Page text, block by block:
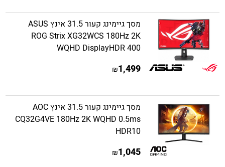
מסך גיימינג קעור 31.5 אינץ ASUS
ROG Strix XG32WCS 180Hz 2K
WQHD DisplayHDR 400
1,499
₪
מסך גיימינג קעור 31.5 אינץ AOC
CQ32G4VE 180Hz 2K WQHD 0.5ms
HDR10
1,045
₪